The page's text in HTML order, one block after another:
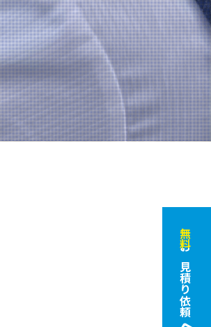
無料
お見積り依頼